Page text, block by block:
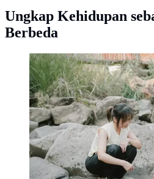
Ungkap Kehidupan
Berbeda